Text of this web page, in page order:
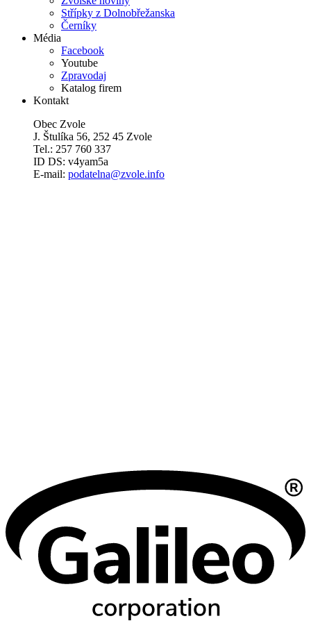
Střípky z Dolnobřežanska
Černíky
Média
Facebook
Youtube
Zpravodaj
Katalog firem
Kontakt
Obec Zvole
J. Štulíka 56, 252 45 Zvole
Tel.: 257 760 337
ID DS: v4yam5a
E-mail: podatelna@zvole.info